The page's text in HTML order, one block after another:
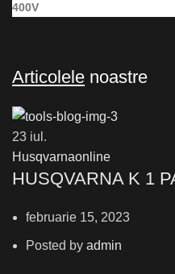
400V
Articolele noastre
23 iul.
Husqvarnaonline
HUSQVARNA K 1
februarie 15, 2023
Posted by admin